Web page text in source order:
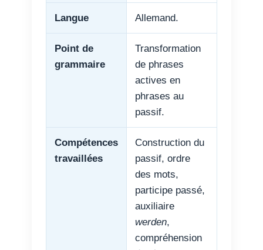
Langue Allemand.
Point de
grammaire
Transformation
de phrases
actives en
phrases au
passif.
Compétences
travaillées
Construction du
passif, ordre
des mots,
participe passé,
auxiliaire
werden,
compréhension